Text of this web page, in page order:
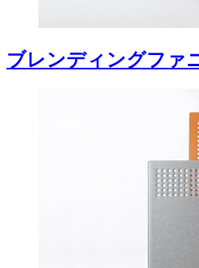
ブレンディングファ